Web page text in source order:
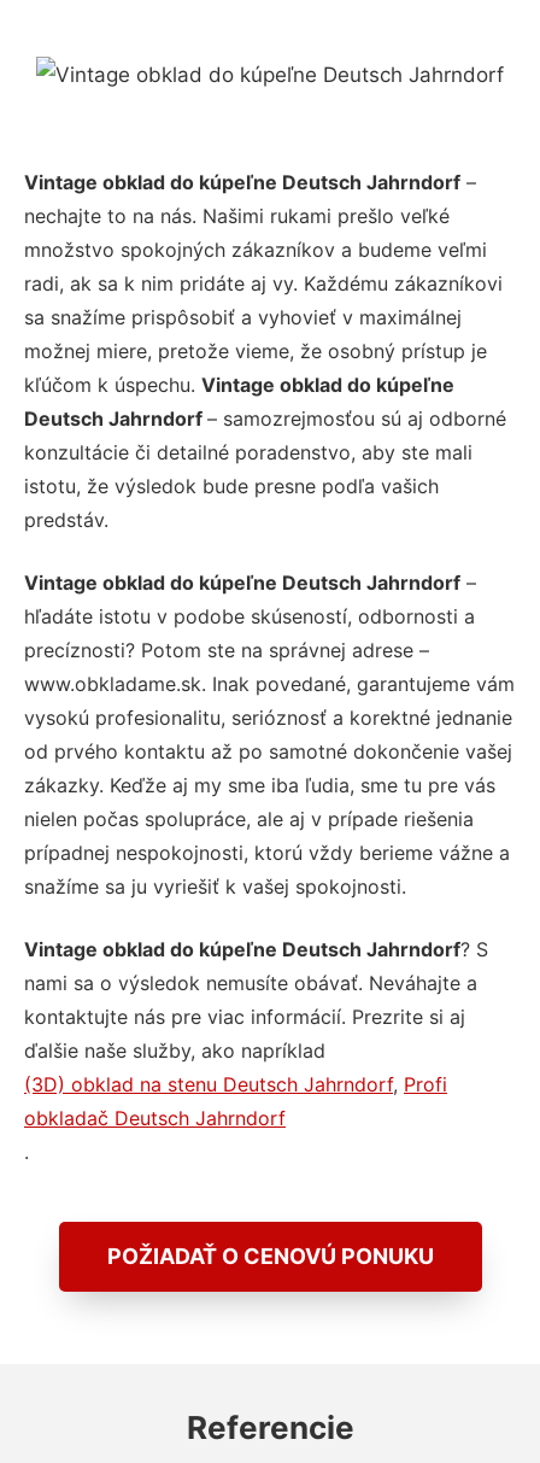
Vintage obklad do kúpeľne Deutsch Jahrndorf –
nechajte to na nás. Našimi rukami prešlo veľké
množstvo spokojných zákazníkov a budeme veľmi
radi, ak sa k nim pridáte aj vy. Každému zákazníkovi
sa snažíme prispôsobiť a vyhovieť v maximálnej
možnej miere, pretože vieme, že osobný prístup je
kľúčom k úspechu. Vintage obklad do kúpeľne
Deutsch Jahrndorf – samozrejmosťou sú aj odborné
konzultácie či detailné poradenstvo, aby ste mali
istotu, že výsledok bude presne podľa vašich
predstáv.
Vintage obklad do kúpeľne Deutsch Jahrndorf –
hľadáte istotu v podobe skúseností, odbornosti a
precíznosti? Potom ste na správnej adrese –
www.obkladame.sk. Inak povedané, garantujeme vám
vysokú profesionalitu, serióznosť a korektné jednanie
od prvého kontaktu až po samotné dokončenie vašej
zákazky. Keďže aj my sme iba ľudia, sme tu pre vás
nielen počas spolupráce, ale aj v prípade riešenia
prípadnej nespokojnosti, ktorú vždy berieme vážne a
snažíme sa ju vyriešiť k vašej spokojnosti.
Vintage obklad do kúpeľne Deutsch Jahrndorf? S
nami sa o výsledok nemusíte obávať. Neváhajte a
kontaktujte nás pre viac informácií. Prezrite si aj
ďalšie naše služby, ako napríklad
(3D) obklad na stenu Deutsch Jahrndorf, Profi
obkladač Deutsch Jahrndorf
.
POŽIADAŤ O CENOVÚ PONUKU
Referencie